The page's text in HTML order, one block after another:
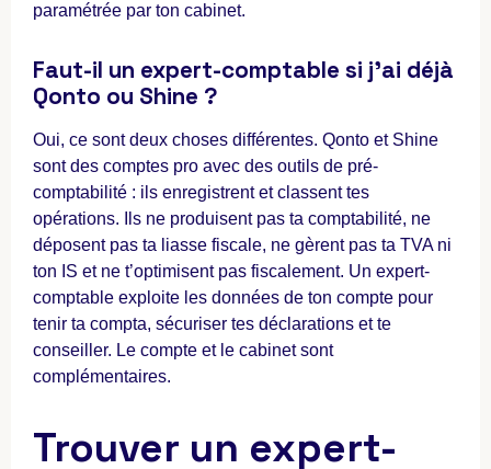
paramétrée par ton cabinet.
Faut-il un expert-comptable si j’ai déjà
Qonto ou Shine ?
Oui, ce sont deux choses différentes. Qonto et Shine
sont des comptes pro avec des outils de pré-
comptabilité : ils enregistrent et classent tes
opérations. Ils ne produisent pas ta comptabilité, ne
déposent pas ta liasse fiscale, ne gèrent pas ta TVA ni
ton IS et ne t’optimisent pas fiscalement. Un expert-
comptable exploite les données de ton compte pour
tenir ta compta, sécuriser tes déclarations et te
conseiller. Le compte et le cabinet sont
complémentaires.
Trouver un expert-